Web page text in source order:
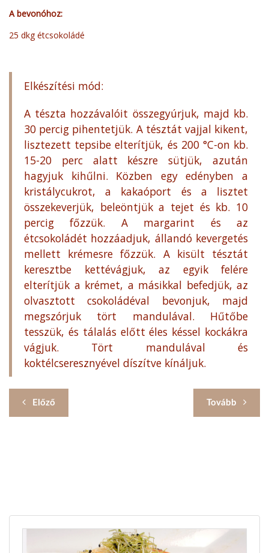
A bevonóhoz:
25 dkg étcsokoládé
Elkészítési mód:
A tészta hozzávalóit összegyúrjuk, majd kb.
30 percig pihentetjük. A tésztát vajjal kikent,
lisztezett tepsibe elterítjük, és 200 °C-on kb.
15-20 perc alatt készre sütjük, azután
hagyjuk kihűlni. Közben egy edényben a
kristálycukrot, a kakaóport és a lisztet
összekeverjük, beleöntjük a tejet és kb. 10
percig főzzük. A margarint és az
étcsokoládét hozzáadjuk, állandó kevergetés
mellett krémesre főzzük. A kisült tésztát
keresztbe kettévágjuk, az egyik felére
elterítjük a krémet, a másikkal befedjük, az
olvasztott csokoládéval bevonjuk, majd
megszórjuk tört mandulával. Hűtőbe
tesszük, és tálalás előtt éles késsel kockákra
vágjuk. Tört mandulával és
koktélcseresznyével díszítve kínáljuk.
Előző Tovább